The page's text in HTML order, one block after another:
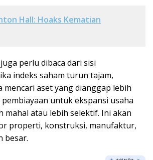
Hall: Hoaks Kematian
perlu dibaca dari sisi
indeks saham turun tajam,
mencari aset yang dianggap lebih
untuk ekspansi usaha
mahal atau lebih selektif. Ini akan
properti, konstruksi, manufaktur,
besar.